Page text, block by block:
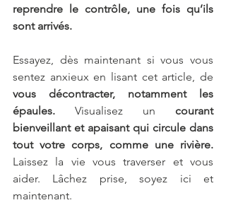
reprendre le contrôle, une fois qu’ils
sont arrivés.
Essayez, dès maintenant si vous vous
vous décontracter, notamment les
épaules. Visualisez un courant
bienveillant et apaisant qui circule dans
tout votre corps, comme une rivière.
Laissez la vie vous traverser et vous
aider. Lâchez prise, soyez ici et
maintenant.